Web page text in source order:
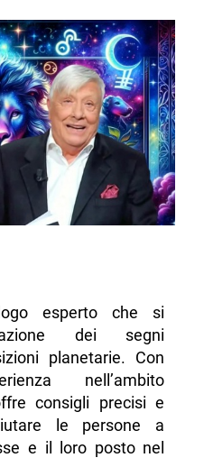
esperto che si
dei segni
planetarie. Con
nell’ambito
consigli precisi e
le persone a
e il loro posto nel